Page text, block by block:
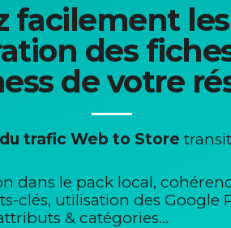
facilement
des
de votre
trafic Web to Store
dans le pack local,
clés, utilisation des Google
& catégories…